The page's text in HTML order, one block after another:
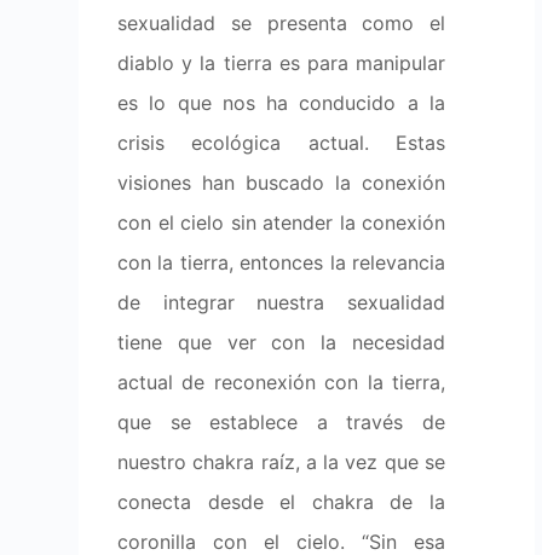
sexualidad se presenta como el
diablo y la tierra es para manipular
es lo que nos ha conducido a la
crisis ecológica actual. Estas
visiones han buscado la conexión
con el cielo sin atender la conexión
con la tierra, entonces la relevancia
de integrar nuestra sexualidad
tiene que ver con la necesidad
actual de reconexión con la tierra,
que se establece a través de
nuestro chakra raíz, a la vez que se
conecta desde el chakra de la
coronilla con el cielo. “Sin esa